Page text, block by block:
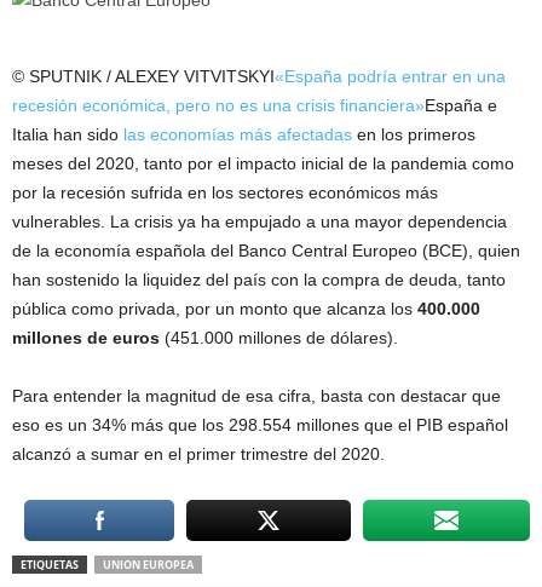
© SPUTNIK / ALEXEY VITVITSKYI«España podría entrar en una
recesión económica, pero no es una crisis financiera»España e
Italia han sido las economías más afectadas en los primeros
meses del 2020, tanto por el impacto inicial de la pandemia como
por la recesión sufrida en los sectores económicos más
vulnerables. La crisis ya ha empujado a una mayor dependencia
de la economía española del Banco Central Europeo (BCE), quien
han sostenido la liquidez del país con la compra de deuda, tanto
pública como privada, por un monto que alcanza los 400.000
millones de euros (451.000 millones de dólares).
Para entender la magnitud de esa cifra, basta con destacar que
eso es un 34% más que los 298.554 millones que el PIB español
alcanzó a sumar en el primer trimestre del 2020.
ETIQUETAS UNION EUROPEA